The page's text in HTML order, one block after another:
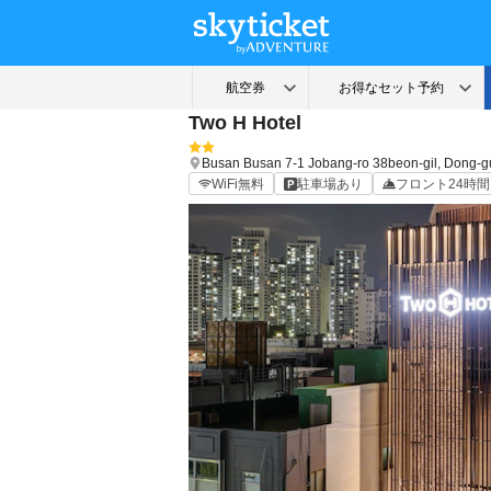
Two H Hotel
Busan Busan 7-1 Jobang-ro 38beon-gil, Dong-
WiFi無料
駐車場あり フロント24時間